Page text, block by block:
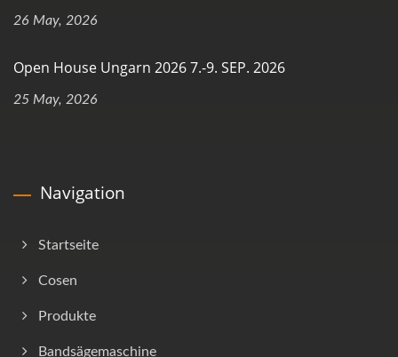
26 May, 2026
Open House Ungarn 2026 7.-9. SEP. 2026
25 May, 2026
Navigation
Startseite
Cosen
Produkte
Bandsägemaschine